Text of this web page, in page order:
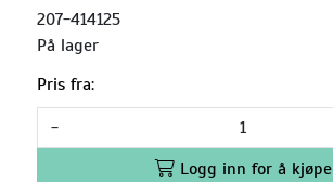
207-414125
På lager
Pris fra:
-
Logg inn for å kjøpe